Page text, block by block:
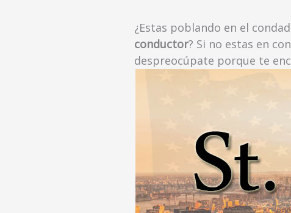
¿Estas poblando en el
conductor? Si no estas en
despreocúpate porque te